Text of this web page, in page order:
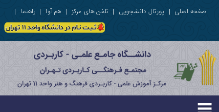
صفحه اصلی | پورتال دانشجویی | تلفن های مرکز | هم آوا | راهنما |